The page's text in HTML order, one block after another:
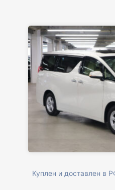
Куплен и доставлен в